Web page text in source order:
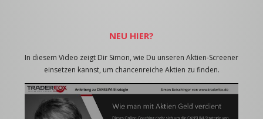
NEU HIER?
In diesem Video zeigt Dir Simon, wie Du unseren Aktien-Screener
einsetzen kannst, um chancenreiche Aktien zu finden.